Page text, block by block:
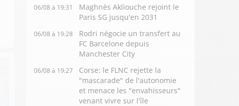
06/08 à 19:31
Maghnès Akliouche rejoint le
Paris SG jusqu'en 2031
06/08 à 19:28
Rodri négocie un transfert au
FC Barcelone depuis
Manchester City
06/08 à 19:27
Corse: le FLNC rejette la
"mascarade" de l'autonomie
et menace les "envahisseurs"
venant vivre sur l'île